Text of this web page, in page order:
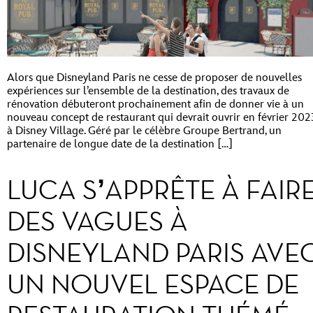
Alors que Disneyland Paris ne cesse de proposer de nouvelles
expériences sur l’ensemble de la destination, des travaux de
rénovation débuteront prochainement afin de donner vie à un
nouveau concept de restaurant qui devrait ouvrir en février
à Disney Village. Géré par le célèbre Groupe Bertrand, un
partenaire de longue date de la destination […]
LUCA S’APPRÊTE À
DES VAGUES À
DISNEYLAND PARIS
UN NOUVEL ESPACE DE